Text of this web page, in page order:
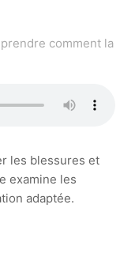
comment la
les blessures et
examine les
adaptée.